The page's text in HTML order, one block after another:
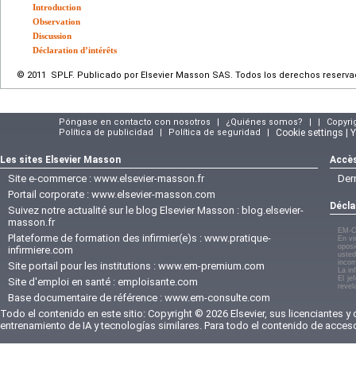
Introduction
Observation
Discussion
Déclaration d’intérêts
© 2011 SPLF. Publicado por Elsevier Masson SAS. Todos los derechos
Póngase en contacto con nosotros ¿Quiénes somos?
Política de publicidad
Política de seguridad Cookie settings |
Les sites Elsevier Masson
Site e-commerce : www.elsevier-masson.fr
Portail corporate : www.elsevier-masson.com
Suivez notre actualité sur le blog Elsevier Masson : blog.elsevier-
masson.fr
Plateforme de formation des infirmier(e)s : www.pratique-
infirmiere.com
Site portail pour les institutions : www.em-premium.com
Site d'emploi en santé : emploisante.com
Base documentaire de référence : www.em-consulte.com
EM-
En
La
El
Todo el contenido en este sitio: Copyright © 2026 Elsevier, sus licenciantes
entrenamiento de IA y tecnologías similares. Para todo el contenido de